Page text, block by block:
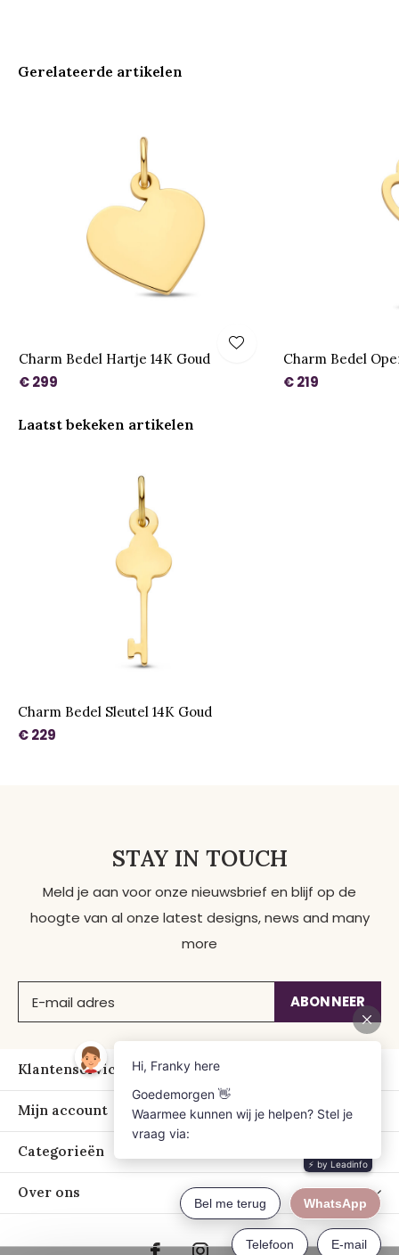
Gerelateerde artikelen
Charm Bedel Hartje 14K Goud
€ 299
Charm Bedel
€ 219
Laatst bekeken artikelen
Charm Bedel Sleutel 14K Goud
€ 229
STAY IN TOUCH
Meld je aan voor onze nieuwsbrief en blijf op de
hoogte van al onze latest designs, news and many
more
ABONNEER
Klantenservice
Mijn account
Categorieën
Over ons